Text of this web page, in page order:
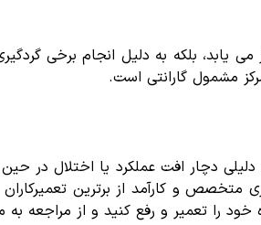
می یابد، بلکه به دلیل انجام برخی
مشمول گارانتی است.
دچار افت عملکرد یا اختلال در
متخصص و کارآمد از برترین
را تعمیر و رفع کنید و از مراجعه به